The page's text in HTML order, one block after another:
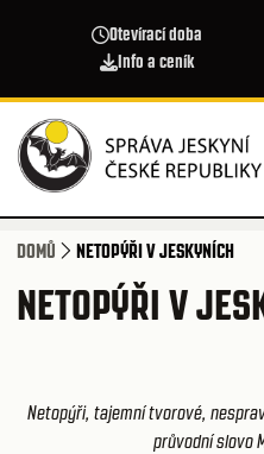
Otevírací doba
Info a ceník
DOMŮ NETOPÝŘI V JESKYNÍCH
NETOPÝŘI V
Netopýři, tajemní tvorové,
průvodní slovo